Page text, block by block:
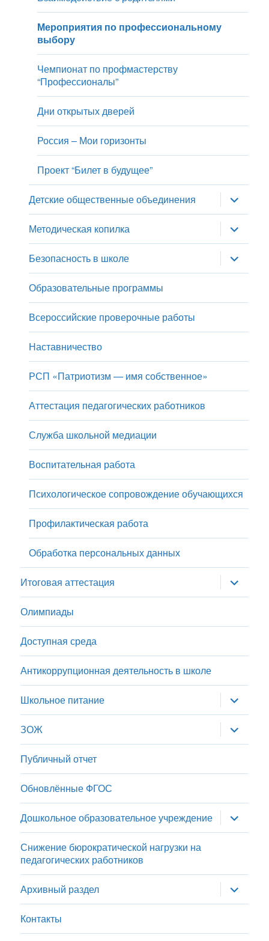
Мероприятия по профессиональному
выбору
Чемпионат по профмастерству
“Профессионалы”
Дни открытых дверей
Россия – Мои горизонты
Проект “Билет в будущее”
Детские общественные объединения дочернее
меню
Методическая копилка
дочернее
меню
Безопасность в школе
дочернее
меню
Образовательные программы
Всероссийские проверочные работы
Наставничество
РСП «Патриотизм — имя собственное»
Аттестация педагогических работников
Служба школьной медиации
Воспитательная работа
Психологическое сопровождение обучающихся
Профилактическая работа
Обработка персональных данных
Итоговая аттестация дочернее
меню
Олимпиады
Доступная среда
Антикоррупционная деятельность в школе
Школьное питание дочернее
меню
ЗОЖ
дочернее
меню
Публичный отчет
Обновлённые ФГОС
Дошкольное образовательное учреждение дочернее
меню
Снижение бюрократической нагрузки на
педагогических работников
Архивный раздел дочернее
меню
Контакты